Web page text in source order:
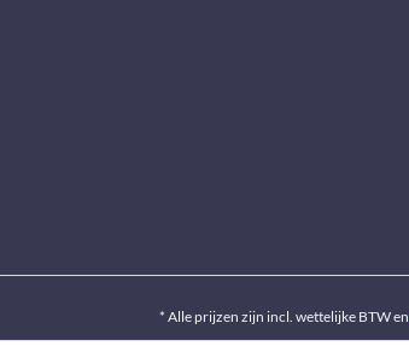
* Alle prijzen zijn incl. wettelijke BTW en